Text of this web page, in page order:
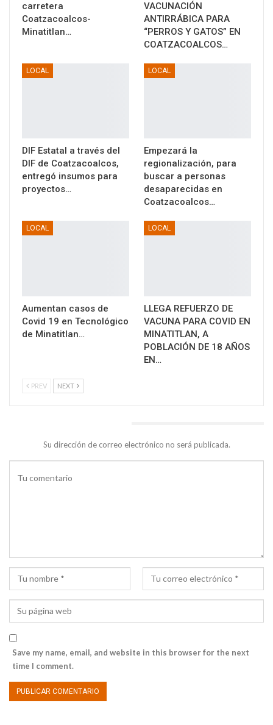
carretera
Coatzacoalcos-
Minatitlan…
VACUNACIÓN
ANTIRRÁBICA PARA
“PERROS Y GATOS” EN
COATZACOALCOS…
LOCAL
DIF Estatal a través del
DIF de Coatzacoalcos,
entregó insumos para
proyectos…
LOCAL
Empezará la
regionalización, para
buscar a personas
desaparecidas en
Coatzacoalcos…
LOCAL
Aumentan casos de
Covid 19 en Tecnológico
de Minatitlan…
LOCAL
LLEGA REFUERZO DE
VACUNA PARA COVID EN
MINATITLAN, A
POBLACIÓN DE 18 AÑOS
EN…
PREV NEXT
Su dirección de correo electrónico no será publicada.
Save my name, email, and website in this browser for the next
time I comment.